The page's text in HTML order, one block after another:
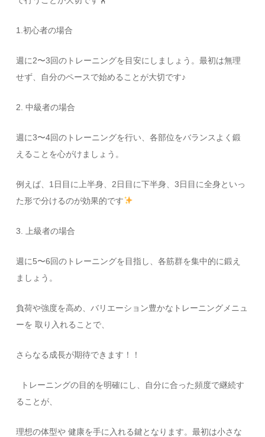
1.初心者の場合
週に2〜3回のトレーニングを目安にしましょう。最初は無理
せず、自分のペースで始めることが大切です♪
2. 中級者の場合
週に3〜4回のトレーニングを行い、各部位をバランスよく鍛
えることを心がけましょう。
例えば、1日目に上半身、2日目に下半身、3日目に全身といっ
た形で分けるのが効果的です
3. 上級者の場合
週に5〜6回のトレーニングを目指し、各筋群を集中的に鍛え
ましょう。
負荷や強度を高め、バリエーション豊かなトレーニングメニュ
ーを 取り入れることで、
さらなる成長が期待できます！！
トレーニングの目的を明確にし、自分に合った頻度で継続す
ることが、
理想の体型や 健康を手に入れる鍵となります。最初は小さな